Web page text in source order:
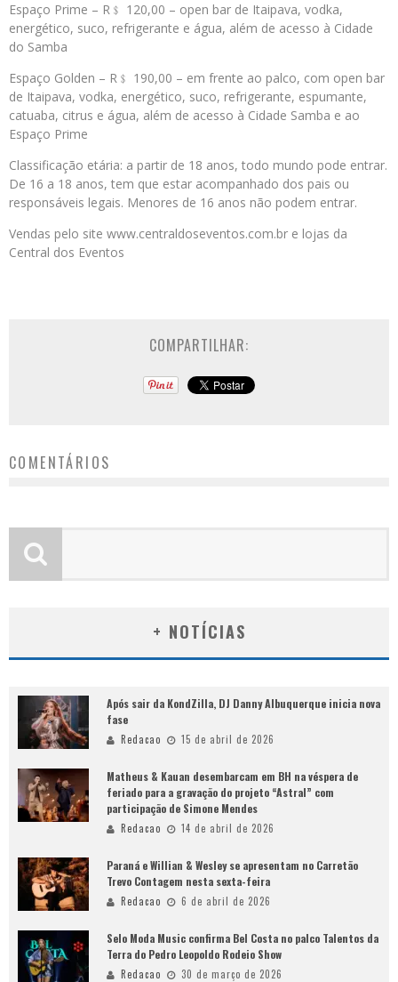
Espaço Prime – R﹩ 120,00 – open bar de Itaipava, vodka,
energético, suco, refrigerante e água, além de acesso à Cidade
do Samba
Espaço Golden – R﹩ 190,00 – em frente ao palco, com open bar
de Itaipava, vodka, energético, suco, refrigerante, espumante,
catuaba, citrus e água, além de acesso à Cidade Samba e ao
Espaço Prime
Classificação etária: a partir de 18 anos, todo mundo pode entrar.
De 16 a 18 anos, tem que estar acompanhado dos pais ou
responsáveis legais. Menores de 16 anos não podem entrar.
Vendas pelo site www.centraldoseventos.com.br e lojas da
Central dos Eventos
COMPARTILHAR:
COMENTÁRIOS
+ NOTÍCIAS
Após sair da KondZilla, DJ Danny Albuquerque inicia nova
fase
Redacao 15 de abril de 2026
Matheus & Kauan desembarcam em BH na véspera de
feriado para a gravação do projeto “Astral” com
participação de Simone Mendes
Redacao 14 de abril de 2026
Paraná e Willian & Wesley se apresentam no Carretão
Trevo Contagem nesta sexta-feira
Redacao 6 de abril de 2026
Selo Moda Music confirma Bel Costa no palco Talentos da
Terra do Pedro Leopoldo Rodeio Show
Redacao 30 de março de 2026